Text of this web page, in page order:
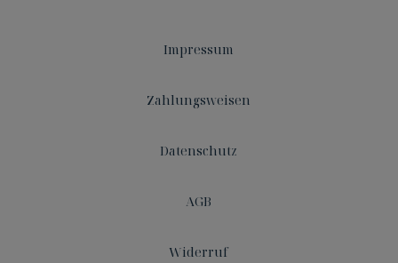
Impressum
Zahlungsweisen
Datenschutz
AGB
Widerruf